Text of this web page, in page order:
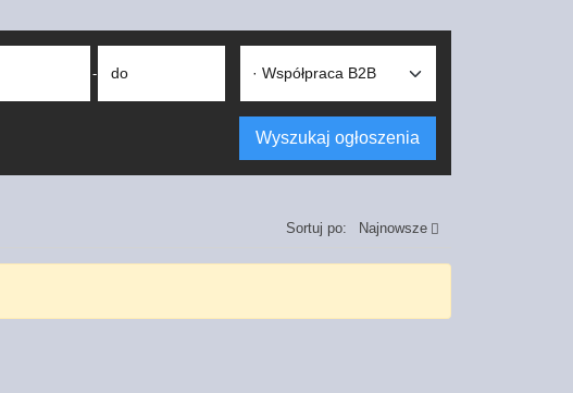
- do
Wyszukaj ogłoszenia
Sortuj po: Najnowsze